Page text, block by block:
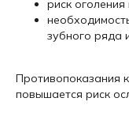
риск
зубного ряда
Противопоказания
повышается риск